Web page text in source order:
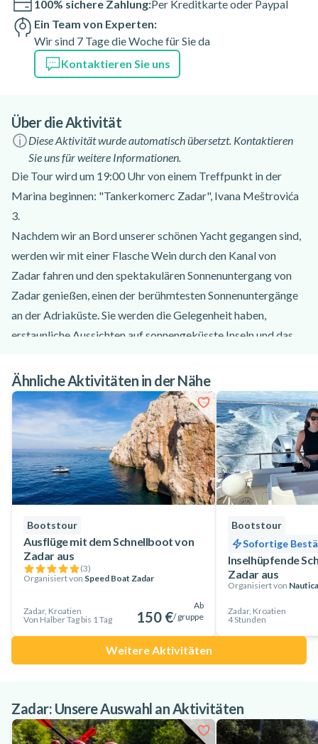
100% sichere Zahlung:Per Kreditkarte oder Paypal
Ein Team von Experten:
Wir sind 7 Tage die Woche für Sie da
Kontaktieren Sie uns
Über die Aktivität
Diese Aktivität wurde automatisch übersetzt. Kontaktieren
Sie uns für weitere Informationen.
Die Tour wird um 19:00 Uhr von einem Treffpunkt in der
Marina beginnen: "Tankerkomerc Zadar", Ivana Meštrovića
3.
Nachdem wir an Bord unserer schönen Yacht gegangen sind,
werden wir mit einer Flasche Wein durch den Kanal von
Zadar fahren und den spektakulären Sonnenuntergang von
Zadar genießen, einen der berühmtesten Sonnenuntergänge
an der Adriaküste. Sie werden die Gelegenheit haben,
erstaunliche Aussichten auf sonnengeküsste Inseln und das
Um 21:00 Uhr kehren wir zum Yachthafen zurück.
TOUR HÖHEPUNKTE
- Atemberaubendes Erlebnis des Sonnenuntergangs
- Romantische Atmosphäre
- Wunderschöne Umgebung
- Perfekt für Paare
WAS ZU ERWARTEN
- Unvergessliches romantisches Erlebnis
- Wein und Sonnenuntergang in entspannter Atmosphäre
Ähnliche Aktivitäten in der Nähe
Bootstour
Ausflüge mit dem Schnellboot von
Zadar aus
(3)
Organisiert von Speed Boat Zadar
Zadar, Kroatien
Von Halber Tag bis 1 Tag
Ab
150 €/ gruppe
Bootstour
Sofortige
Inselhüpfende
Zadar aus
Organisiert von
Zadar, Kroatien
4 Stunden
Weitere Aktivitäten
Zadar: Unsere Auswahl an Aktivitäten